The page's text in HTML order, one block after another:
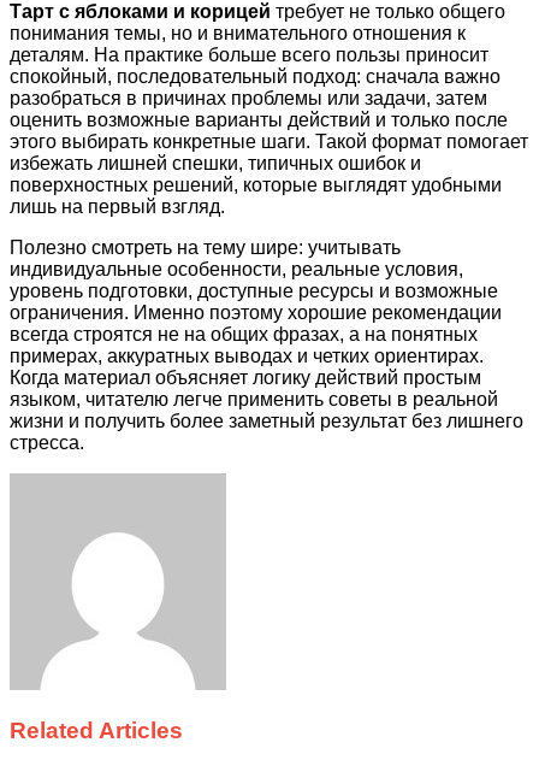
Тарт с яблоками и корицей требует не только общего
понимания темы, но и внимательного отношения к
деталям. На практике больше всего пользы приносит
спокойный, последовательный подход: сначала важно
разобраться в причинах проблемы или задачи, затем
оценить возможные варианты действий и только после
этого выбирать конкретные шаги. Такой формат помогает
избежать лишней спешки, типичных ошибок и
поверхностных решений, которые выглядят удобными
лишь на первый взгляд.
Полезно смотреть на тему шире: учитывать
индивидуальные особенности, реальные условия,
уровень подготовки, доступные ресурсы и возможные
ограничения. Именно поэтому хорошие рекомендации
всегда строятся не на общих фразах, а на понятных
примерах, аккуратных выводах и четких ориентирах.
Когда материал объясняет логику действий простым
языком, читателю легче применить советы в реальной
жизни и получить более заметный результат без лишнего
стресса.
Related Articles